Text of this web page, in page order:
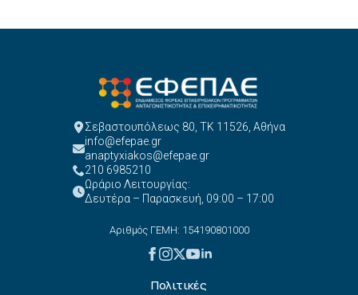
Σεβαστουπόλεως 80, ΤΚ 11526, Αθήνα
info@efepae.gr
anaptyxiakos@efepae.gr
210 6985210
Ωράριο Λειτουργίας:
Δευτέρα – Παρασκευή, 09:00 – 17:00
Αριθμός ΓΕΜΗ: 154190801000
Πολιτικές